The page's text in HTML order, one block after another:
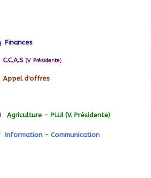
Finances
C.C.A.S (V. Présidente)
Appel d'offres
Agriculture - PLUi (V. Présidente)
Information - Communication